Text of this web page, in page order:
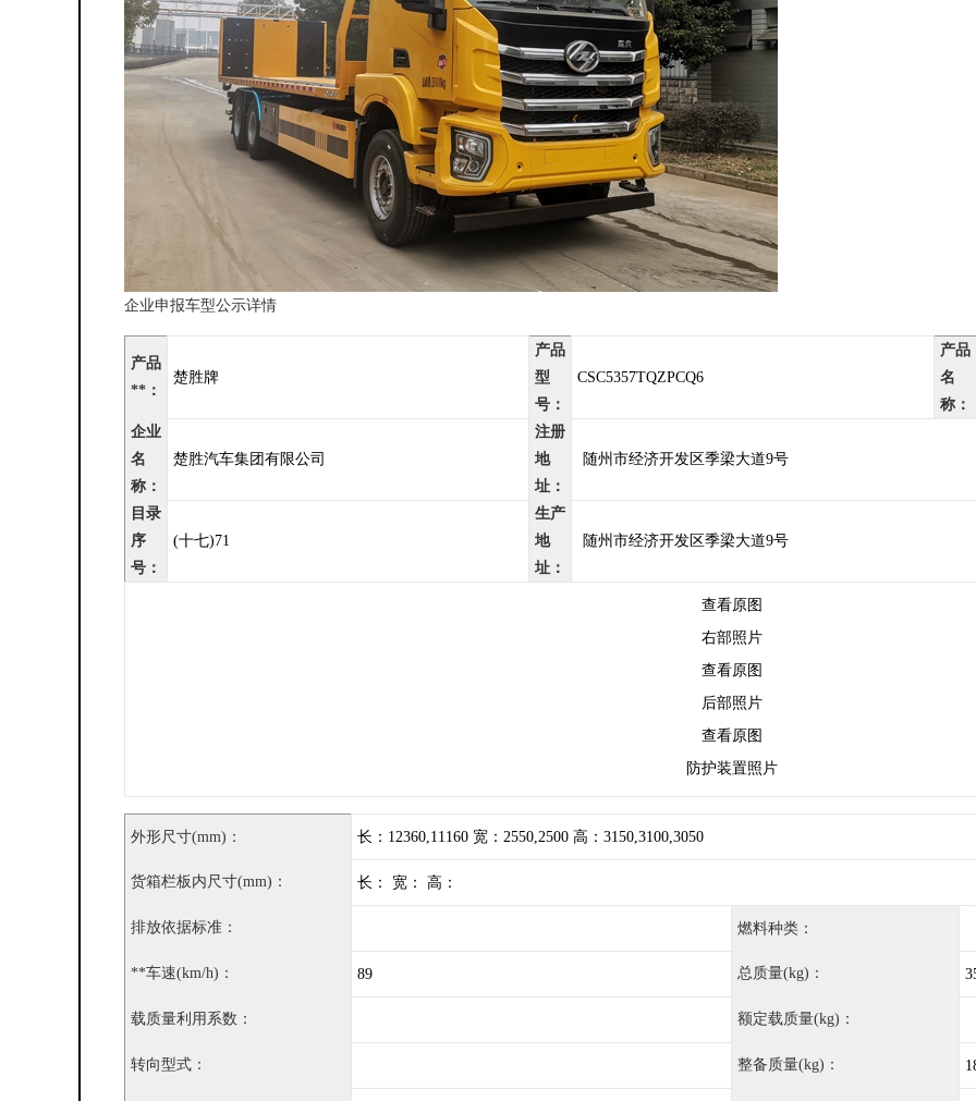
企业申报车型公示详情
产品
**：
楚胜牌
产品
型
号：
CSC5357TQZPCQ6
产品
名
称：
企业
名
称：
楚胜汽车集团有限公司
注册
地
址：
随州市经济开发区季梁大道9号
目录
序
号：
(十七)71
生产
地
址：
随州市经济开发区季梁大道9号
查看原图
右部照片
查看原图
后部照片
查看原图
防护装置照片
外形尺寸(mm)： 长：12360,11160 宽：2550,2500 高：3150,3100,3050
货箱栏板内尺寸(mm)： 长： 宽： 高：
排放依据标准： 燃料种类：
**车速(km/h)： 89 总质量(kg)：
载质量利用系数： 额定载质量(kg)：
转向型式： 整备质量(kg)：